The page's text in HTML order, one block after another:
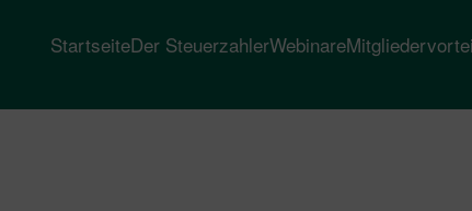
StartseiteDer SteuerzahlerWebinare